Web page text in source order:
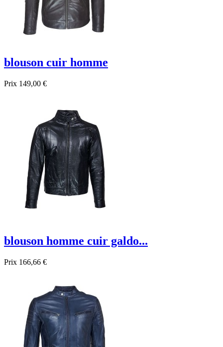
blouson cuir homme
Prix 149,00 €
blouson homme cuir galdo...
Prix 166,66 €